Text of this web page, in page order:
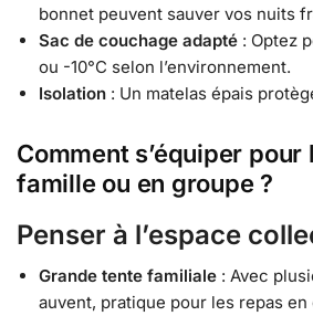
bonnet peuvent sauver vos nuits
Sac de couchage adapté : Optez
ou -10°C selon l’environnement.
Isolation : Un matelas épais
Comment s’équiper
famille ou en groupe ?
Penser à l’espace
Grande tente familiale : Avec
auvent, pratique pour les repas en